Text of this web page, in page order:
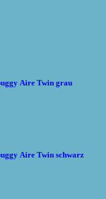
Aire Twin grau
Aire Twin schwarz